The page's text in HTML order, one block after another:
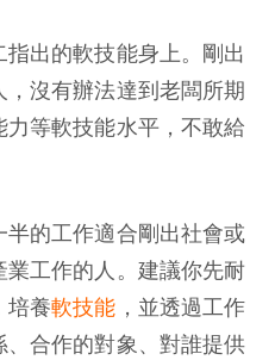
出的軟技能身上。剛出
沒有辦法達到老闆所期
等軟技能水平，不敢給
的工作適合剛出社會或
工作的人。建議你先耐
培養軟技能 ，並透過工作
合作的對象、對誰提供